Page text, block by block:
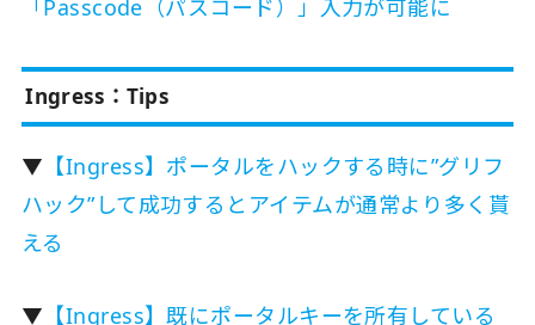
「Passcode（パスコード）」入力が可能に
Ingress：Tips
▼ 【Ingress】ポータルをハックする時に”グリフ
ハック”して成功するとアイテムが通常より多く貰
える
▼ 【Ingress】既にポータルキーを所有している